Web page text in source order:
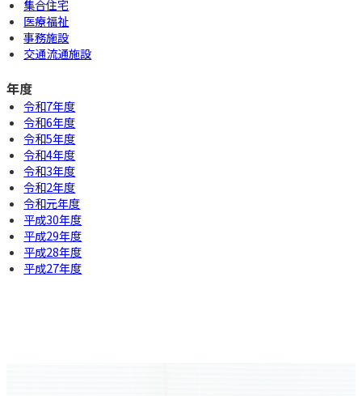
集合住宅
医療福祉
事務施設
交通流通施設
年度
令和7年度
令和6年度
令和5年度
令和4年度
令和3年度
令和2年度
令和元年度
平成30年度
平成29年度
平成28年度
平成27年度